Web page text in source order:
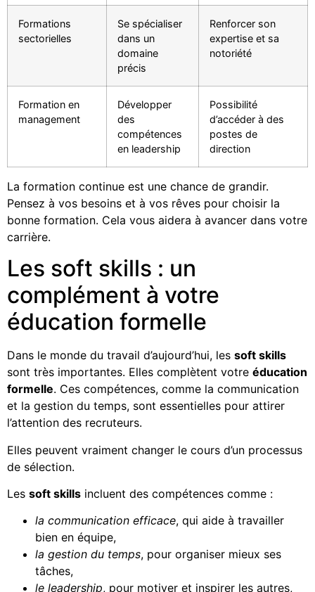
Formations
sectorielles
Se spécialiser
dans un
domaine
précis
Renforcer son
expertise et sa
notoriété
Formation en
management
Développer
des
compétences
en leadership
Possibilité
d’accéder à des
postes de
direction
La formation continue est une chance de grandir.
Pensez à vos besoins et à vos rêves pour choisir la
bonne formation. Cela vous aidera à avancer dans votre
carrière.
Les soft skills : un
complément à votre
éducation formelle
Dans le monde du travail d’aujourd’hui, les soft skills
sont très importantes. Elles complètent votre éducation
formelle. Ces compétences, comme la communication
et la gestion du temps, sont essentielles pour attirer
l’attention des recruteurs.
Elles peuvent vraiment changer le cours d’un processus
de sélection.
Les soft skills incluent des compétences comme :
la communication efficace, qui aide à travailler
bien en équipe,
la gestion du temps, pour organiser mieux ses
tâches,
le leadership, pour motiver et inspirer les autres,